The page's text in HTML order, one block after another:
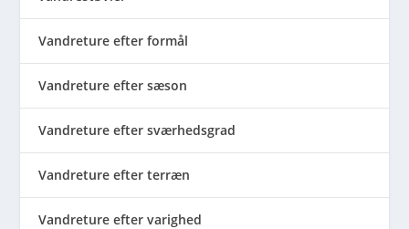
Vandreture efter formål
Vandreture efter sæson
Vandreture efter sværhedsgrad
Vandreture efter terræn
Vandreture efter varighed